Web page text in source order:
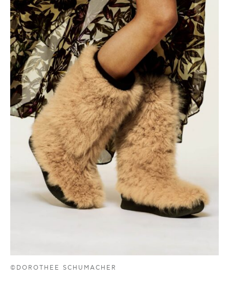
©DOROTHEE SCHUMACHER